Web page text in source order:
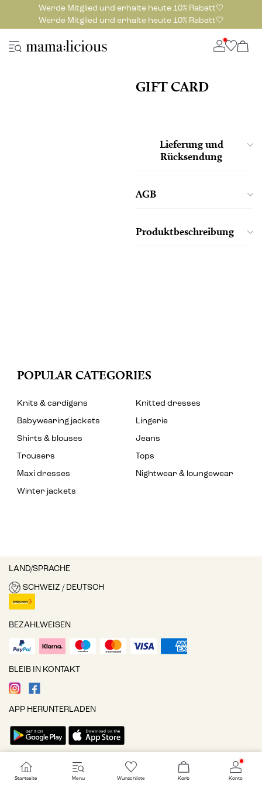
Werde Mitglied und erhalte heute 10% Rabatt🤍
Werde Mitglied und erhalte heute 10% Rabatt🤍
GIFT CARD
Lieferung und
Rücksendung
AGB
Produktbeschreibung
POPULAR CATEGORIES
Knits & cardigans
Knitted dresses
Babywearing jackets
Lingerie
Shirts & blouses
Jeans
Trousers
Tops
Maxi dresses
Nightwear & loungewear
Winter jackets
LAND/SPRACHE
SCHWEIZ / DEUTSCH
BEZAHLWEISEN
BLEIB IN KONTAKT
APP HERUNTERLADEN
Cookie-Einstellungen
Startseite Menu Wunschliste Korb Konto